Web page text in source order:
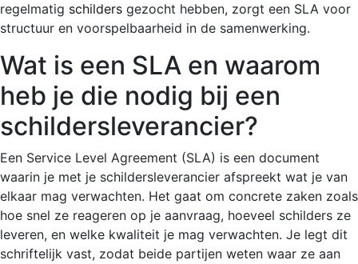
regelmatig schilders gezocht hebben, zorgt een SLA voor
structuur en voorspelbaarheid in de samenwerking.
Wat is een SLA en waarom
heb je die nodig bij een
schildersleverancier?
Een Service Level Agreement (SLA) is een document
waarin je met je schildersleverancier afspreekt wat je van
elkaar mag verwachten. Het gaat om concrete zaken zoals
hoe snel ze reageren op je aanvraag, hoeveel schilders ze
leveren, en welke kwaliteit je mag verwachten. Je legt dit
schriftelijk vast, zodat beide partijen weten waar ze aan